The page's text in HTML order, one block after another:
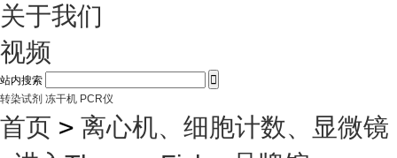
关于我们
视频
站内搜索 
转染试剂 冻干机 PCR仪
首页 > 离心机、细胞计数、显微镜